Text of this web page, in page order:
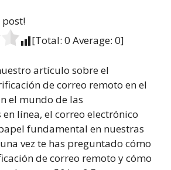
post!
[Total: 0 Average: 0]
artículo sobre el
de correo remoto en el
el mundo de las
línea, el correo electrónico
fundamental en nuestras
vez te has preguntado cómo
de correo remoto y cómo